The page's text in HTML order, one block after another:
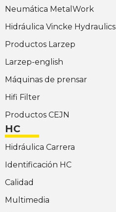
Neumática MetalWork
Hidráulica Vincke Hydraulics
Productos Larzep
Larzep-english
Máquinas de prensar
Hifi Filter
Productos CEJN
HC
Hidráulica Carrera
Identificación HC
Calidad
Multimedia